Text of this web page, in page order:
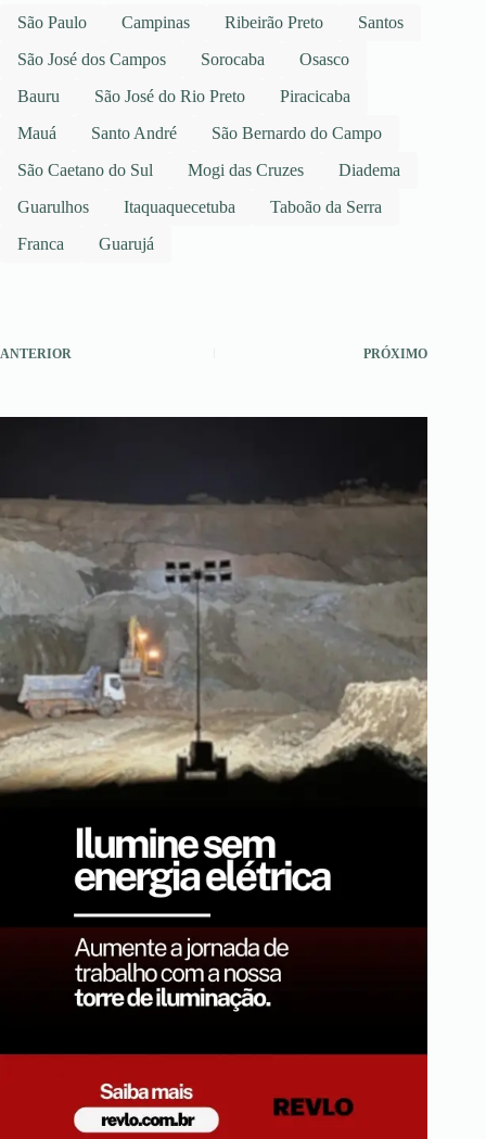
São Paulo Campinas Ribeirão Preto
Santos
São José dos Campos
Sorocaba
Osasco
Bauru
São José do Rio Preto
Piracicaba
Mauá
Santo André
São Bernardo do Campo
São Caetano do Sul
Mogi das Cruzes
Diadema
Guarulhos
Itaquaquecetuba
Taboão da Serra
Franca
Guarujá
ANTERIOR PRÓXIMO